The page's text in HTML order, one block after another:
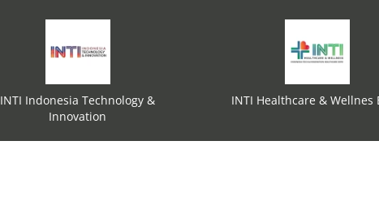
INTI Indonesia Technology &
Innovation
INTI Healthcare & Wellnes